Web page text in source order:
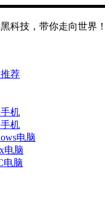
科技，带你走向世界！
荐
机
机
电脑
电脑
电脑